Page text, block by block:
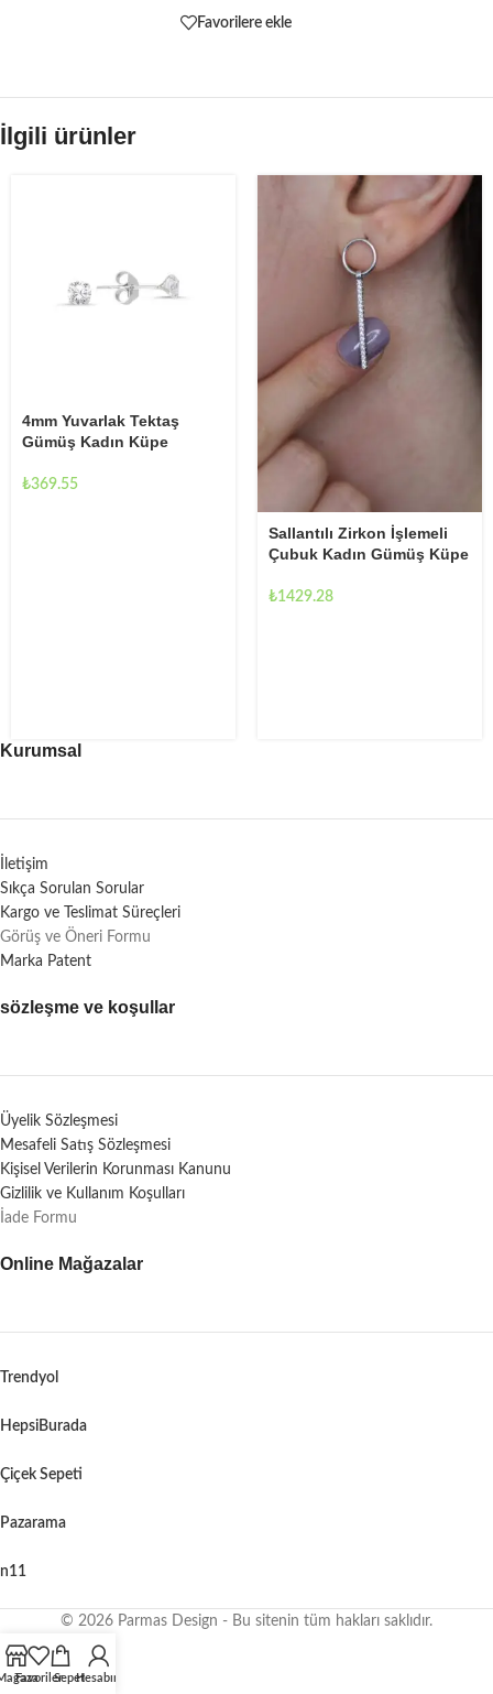
Favorilere ekle
İlgili ürünler
4mm Yuvarlak Tektaş
Gümüş Kadın Küpe
₺369.55
Sallantılı Zirkon İşlemeli
Çubuk Kadın Gümüş Küpe
₺1429.28
Kurumsal
İletişim
Sıkça Sorulan Sorular
Kargo ve Teslimat Süreçleri
Görüş ve Öneri Formu
Marka Patent
sözleşme ve koşullar
Üyelik Sözleşmesi
Mesafeli Satış Sözleşmesi
Kişisel Verilerin Korunması Kanunu
Gizlilik ve Kullanım Koşulları
İade Formu
Online Mağazalar
Trendyol
HepsiBurada
Çiçek Sepeti
Pazarama
n11
© 2026 Parmas Design - Bu sitenin tüm hakları saklıdır.
When autocomplete results are available use up and down arrows to
FavorilerSepetHesabım